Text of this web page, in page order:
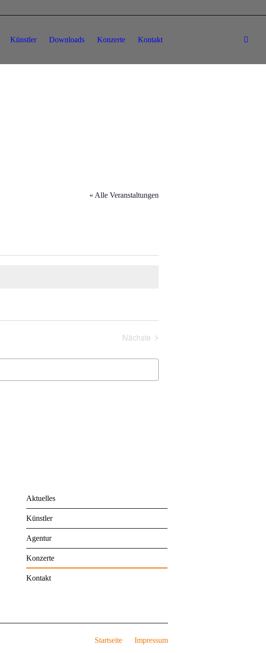
Künstler Downloads Konzerte Kontakt
« Alle Veranstaltungen
Nächste Veranstaltungen
Aktuelles
Künstler
Agentur
Konzerte
Kontakt
Startseite Impressum